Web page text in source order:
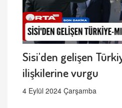
Sisi'den gelişen
ilişkilerine vurgu
4 Eylül 2024 Çarşamba